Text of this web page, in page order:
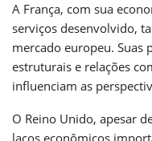
A França, com sua
serviços desenvolvido,
mercado europeu. Suas
estruturais e relações
influenciam as
O Reino Unido, apesar